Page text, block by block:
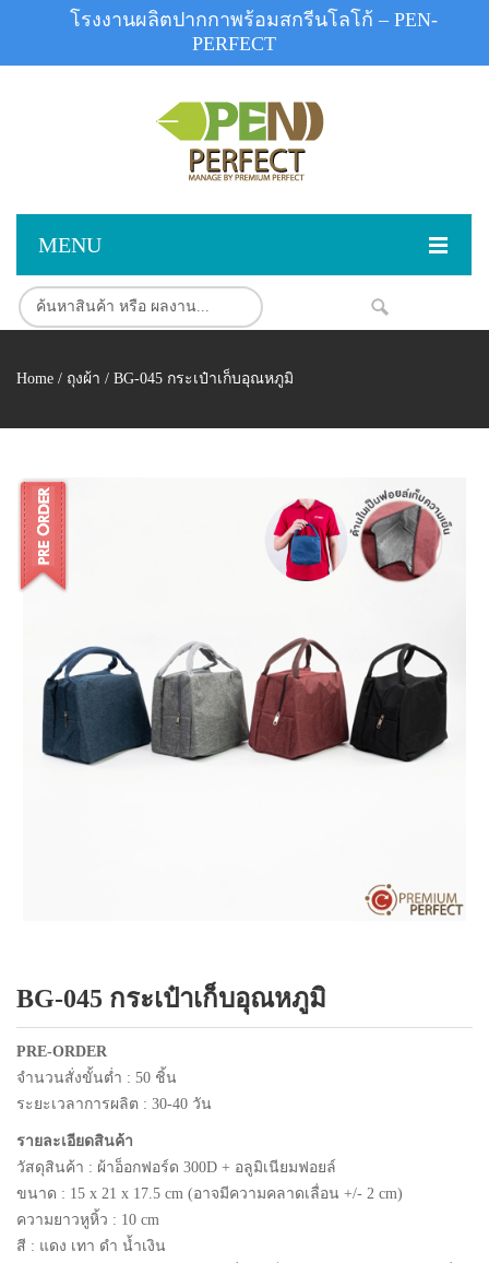
MENU
หน้าแรก
ปากกาพลาสติก
ปากกาโลหะ
ปากกาเน้นข้อความ
ปากกาตั้งโต๊ะ
ปากกา USB
ปากกาทัชสกรีน NEW
ปากกาลบได้ NEW
ปากกาเคมี
แพคเกจปากกา
สินค้าสต็อก
ผลงานสินค้า
ผลงานโรงงานปากกา
ติดต่อเรา
บทความ
เกี่ยวกับเรา
โชว์รูม
Home / ถุงผ้า / BG-045 กระเป๋าเก็บอุณหภูมิ
BG-045 กระเป๋าเก็บอุณหภูมิ
PRE-ORDER
จำนวนสั่งขั้นต่ำ : 50 ชิ้น
ระยะเวลาการผลิต : 30-40 วัน
รายละเอียดสินค้า
วัสดุสินค้า : ผ้าอ็อกฟอร์ด 300D + อลูมิเนียมฟอยล์
ขนาด : 15 x 21 x 17.5 cm (อาจมีความคลาดเลื่อน +/- 2 cm)
ความยาวหูหิ้ว : 10 cm
สี : แดง เทา ดำ น้ำเงิน
โรงงานผลิตปากกาพร้อมสกรีนโลโก้ – PEN-
PERFECT